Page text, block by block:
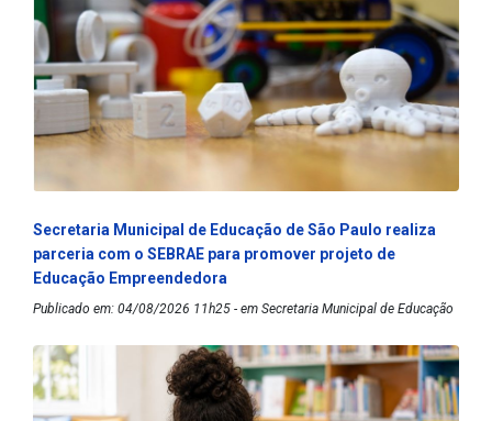
Secretaria Municipal de Educação de São Paulo realiza
parceria com o SEBRAE para promover projeto de
Educação Empreendedora
Publicado em: 04/08/2026 11h25 - em Secretaria Municipal de Educação